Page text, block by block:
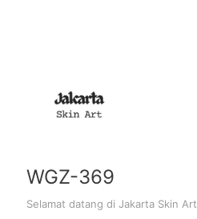
WGZ-369
Selamat datang di Jakarta Skin Art